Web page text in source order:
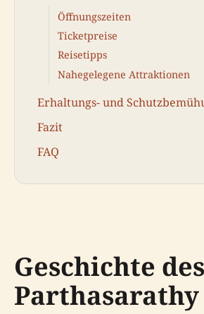
Öffnungszeiten
Ticketpreise
Reisetipps
Nahegelegene Attraktionen
Erhaltungs- und
Fazit
FAQ
Geschichte